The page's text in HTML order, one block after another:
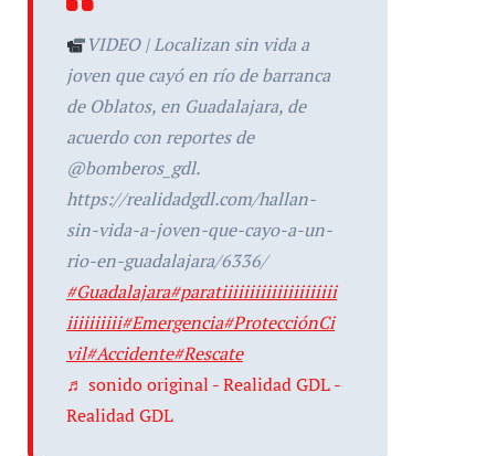
VIDEO | Localizan sin vida a
joven que cayó en río de barranca
de Oblatos, en Guadalajara, de
acuerdo con reportes de
@bomberos_gdl.
https://realidadgdl.com/hallan-
sin-vida-a-joven-que-cayo-a-un-
rio-en-guadalajara/6336/
#Guadalajara#paratiiiiiiiiiiiiiiiiiiiii
iiiiiiiiii#Emergencia#ProtecciónCi
vil#Accidente#Rescate
♬ sonido original - Realidad GDL -
Realidad GDL